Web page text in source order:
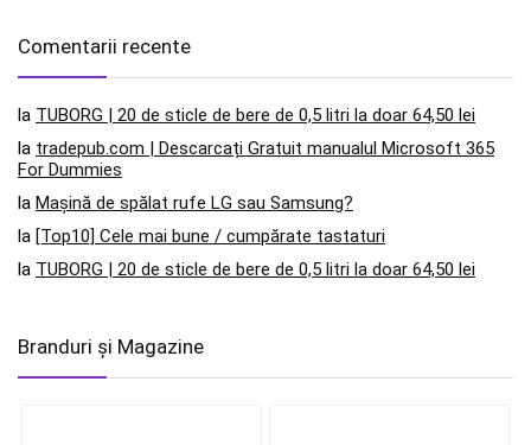
Comentarii recente
la TUBORG | 20 de sticle de bere de 0,5 litri la doar 64,50 lei
la tradepub.com | Descarcați Gratuit manualul Microsoft 365
For Dummies
la Mașină de spălat rufe LG sau Samsung?
la [Top10] Cele mai bune / cumpărate tastaturi
la TUBORG | 20 de sticle de bere de 0,5 litri la doar 64,50 lei
Branduri și Magazine